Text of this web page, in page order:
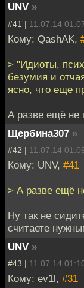
UNV »
#41 | 11.07.14
Кому: QashAK,
> "Идиоты,
безумия и
ясно, что еще
А разве ещё не
Щербина307 »
#42 | 11.07.14
Кому: UNV, #41
> А разве ещё
Ну так не
считаете
UNV »
#43 | 11.07.14
Кому: ev1l, #31